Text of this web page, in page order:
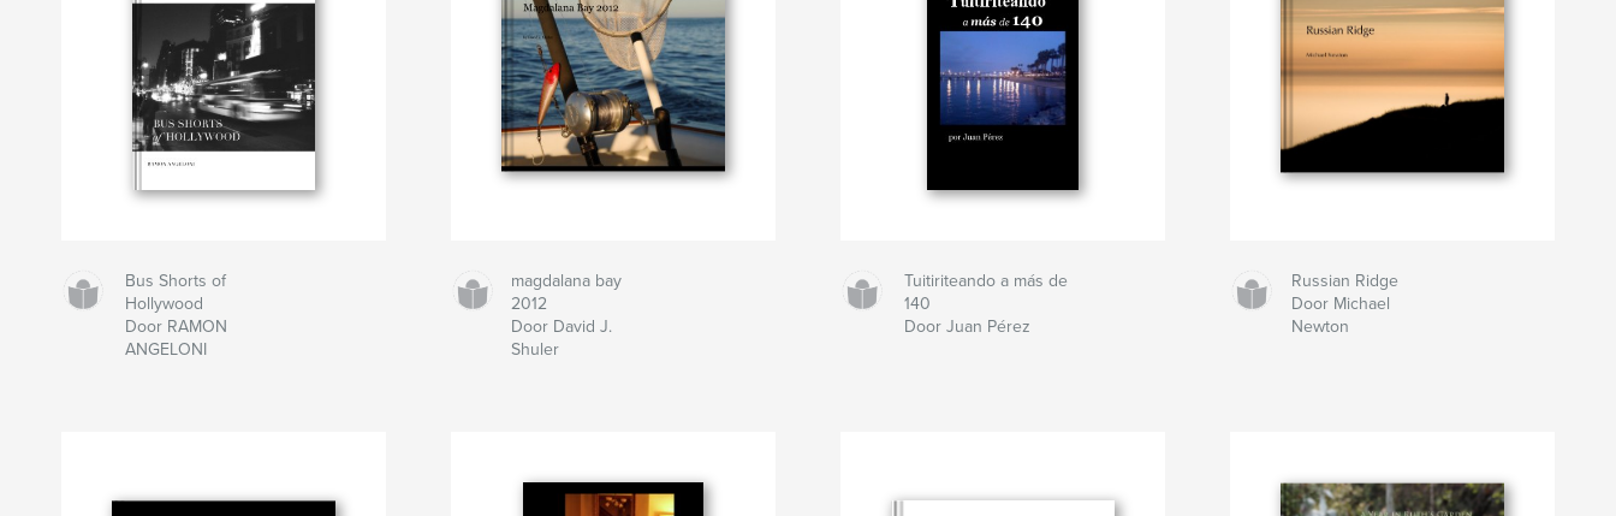
Bus Shorts of
Hollywood
Door RAMON
ANGELONI
magdalana bay
2012
Door David J.
Shuler
Tuitiriteando a más de
140
Door Juan Pérez
Russian Ridge
Door Michael
Newton